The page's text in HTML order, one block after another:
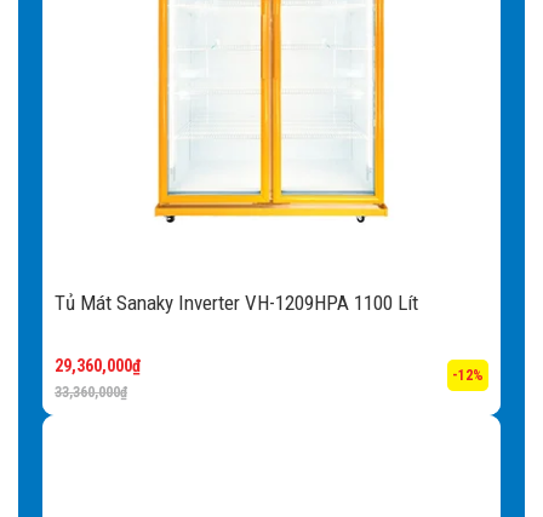
Bánh xe dễ dàng di chuyển:
Tủ có trang bị bánh xe
thuận tiện cho việc di chuyển tủ vì tủ đông sở hữu trọng
lượng lớn, tủ đông gây nhiều khó khăn khi vận chuyển.
dàng di chuyển tủ một cách thuận tiện và an toàn hơn.
Tủ Mát Sanaky Inverter VH-1209HPA 1100 Lít
33,360,000₫
29,360,000₫
-12%